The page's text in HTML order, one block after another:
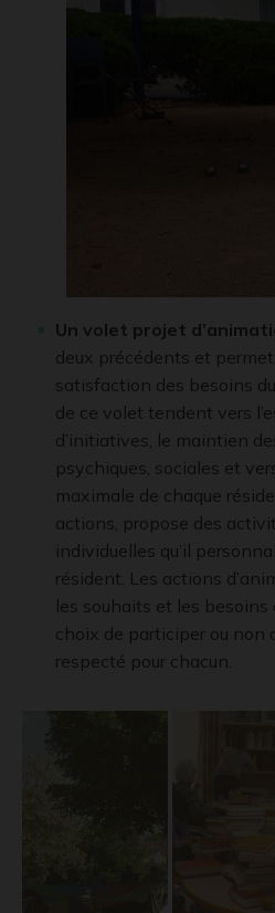
Un volet projet
deux précédents et
satisfaction des besoins
de ce volet tendent vers
d’initiatives, le maintien
psychiques, sociales et
maximale de chaque
actions, propose des
individuelles qu’il
résident. Les actions
les souhaits et les besoins
choix de participer ou non
respecté pour chacun.